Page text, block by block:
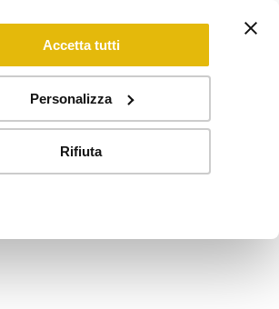
Accetta tutti
Personalizza
Rifiuta